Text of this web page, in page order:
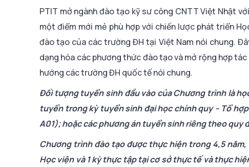
PTIT mở ngành đào tạo kỹ sư công CNTT Việt Nhật
một điểm mới mẻ phù hợp với chiến lược phát triển
đào tạo của các trường ĐH tại Việt Nam nói chung.
dạng hóa các phương thức đào tạo và mở rộng hợp
hướng các trường ĐH quốc tế nói chung.
Đối tượng tuyển sinh đầu vào của Chương trình là
tuyển trong kỳ tuyển sinh đại học chính quy – Tổ
A01); hoặc các phương án tuyển sinh riêng theo quy
Chương trình đào tạo được thực hiện trong 4,5
Học viện và 1 kỳ thực tập tại cơ sở thực tế và thực